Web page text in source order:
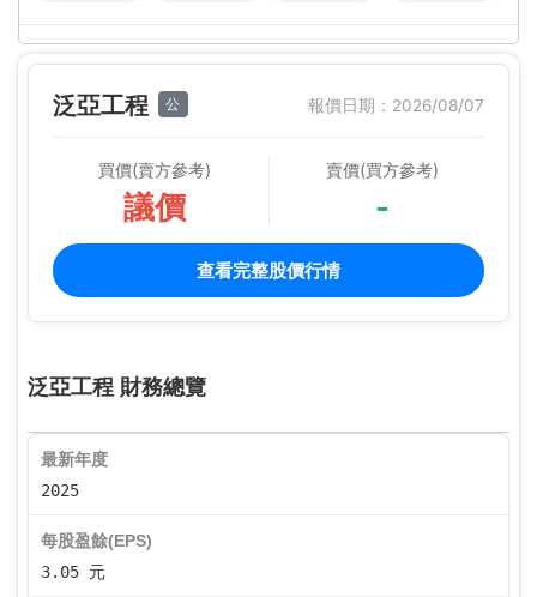
泛亞工程 公 報價日期：2026/08/07
買價(賣方參考)
議價
賣價(買方參考)
-
查看完整股價行情
泛亞工程 財務總覽
最新年度
2025
每股盈餘(EPS)
3.05 元